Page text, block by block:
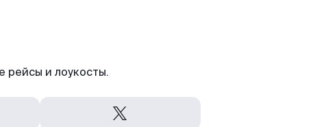
рейсы и лоукосты.